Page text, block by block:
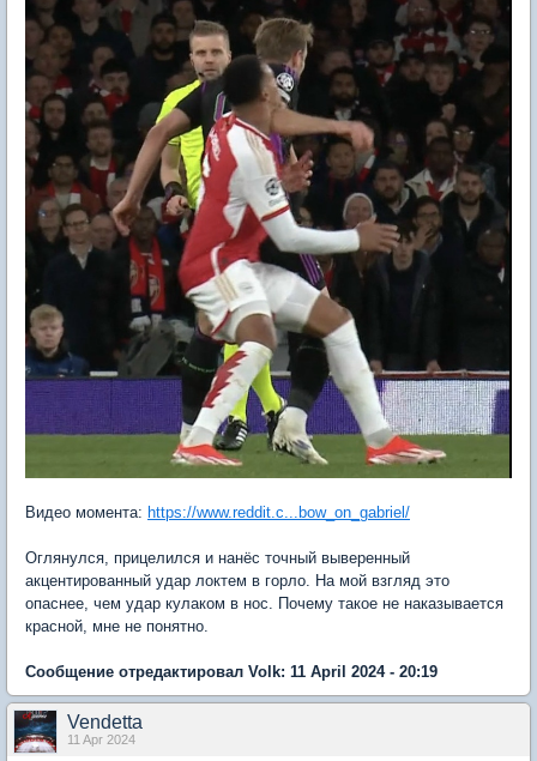
Видео момента: https://www.reddit.c...bow_on_gabriel/
Оглянулся, прицелился и нанёс точный выверенный
акцентированный удар локтем в горло. На мой взгляд это
опаснее, чем удар кулаком в нос. Почему такое не наказывается
красной, мне не понятно.
Сообщение отредактировал Volk: 11 April 2024 - 20:19
Vendetta
11 Apr 2024